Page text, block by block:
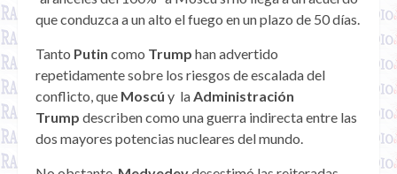
que conduzca a un alto el fuego en un plazo de 50 días.
Tanto Putin como Trump han advertido
repetidamente sobre los riesgos de escalada del
conflicto, que Moscú y laAdministración
Trump describen como una guerra indirecta entre las
dos mayores potencias nucleares del mundo.